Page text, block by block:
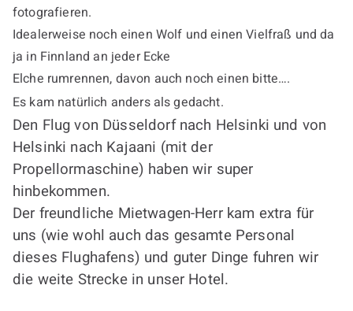
fotografieren.
Idealerweise noch einen Wolf und einen Vielfraß und da
ja in Finnland an jeder Ecke
Elche rumrennen, davon auch noch einen bitte….
Es kam natürlich anders als gedacht.
Den Flug von Düsseldorf nach Helsinki und von
Helsinki nach Kajaani (mit der
Propellormaschine) haben wir super
hinbekommen.
Der freundliche Mietwagen-Herr kam extra für
uns (wie wohl auch das gesamte Personal
dieses Flughafens) und guter Dinge fuhren wir
die weite Strecke in unser Hotel.